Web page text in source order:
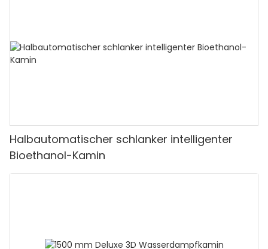
Halbautomatischer schlanker intelligenter
Bioethanol-Kamin